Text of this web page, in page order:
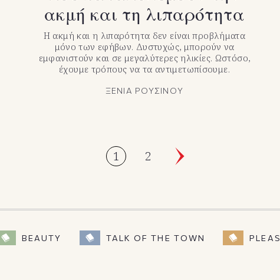
ακμή και τη λιπαρότητα
Η ακμή και η λιπαρότητα δεν είναι προβλήματα
μόνο των εφήβων. Δυστυχώς, μπορούν να
εμφανιστούν και σε μεγαλύτερες ηλικίες. Ωστόσο,
έχουμε τρόπους να τα αντιμετωπίσουμε.
ΞΕΝΙΑ ΡΟΥΣΙΝΟΥ
1 2
BEAUTY TALK OF THE TOWN